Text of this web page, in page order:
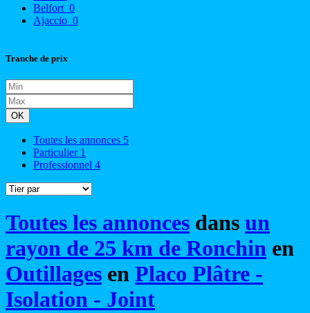
Belfort 0
Ajaccio 0
Tranche de prix
OK
Toutes les annonces 5
Particulier 1
Professionnel 4
Toutes les annonces dans un
rayon de 25 km de Ronchin en
Outillages en Placo Plâtre -
Isolation - Joint